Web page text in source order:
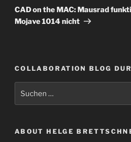
Beitrag
CAD on the MAC: Mausrad
Mojave 1014 nicht
COLLABORATION BLOG
nach:
ABOUT HELGE